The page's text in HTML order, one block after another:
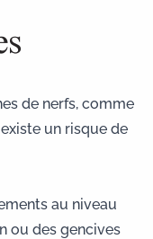
de nerfs, comme
un risque de
au niveau
ou des gencives